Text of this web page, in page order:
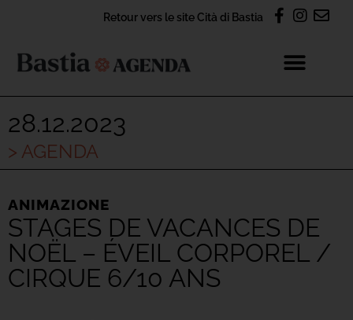
Retour vers le site Cità di Bastia
28.12.2023
> AGENDA
ANIMAZIONE
STAGES DE VACANCES DE
NOËL – ÉVEIL CORPOREL /
CIRQUE 6/10 ANS